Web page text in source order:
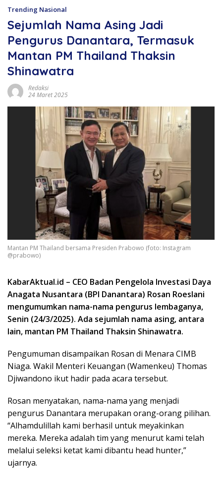
Trending Nasional
Sejumlah Nama Asing Jadi
Pengurus Danantara, Termasuk
Mantan PM Thailand Thaksin
Shinawatra
Redaksi
24 Maret 2025
Mantan PM Thailand bersama Presiden Prabowo (foto: Instagram
@prabowo)
KabarAktual.id – CEO Badan Pengelola Investasi Daya
Anagata Nusantara (BPI Danantara) Rosan Roeslani
mengumumkan nama-nama pengurus lembaganya,
Senin (24/3/2025). Ada sejumlah nama asing, antara
lain, mantan PM Thailand Thaksin Shinawatra.
Pengumuman disampaikan Rosan di Menara CIMB
Niaga. Wakil Menteri Keuangan (Wamenkeu) Thomas
Djiwandono ikut hadir pada acara tersebut.
Rosan menyatakan, nama-nama yang menjadi
pengurus Danantara merupakan orang-orang pilihan.
“Alhamdulillah kami berhasil untuk meyakinkan
mereka. Mereka adalah tim yang menurut kami telah
melalui seleksi ketat kami dibantu head hunter,”
ujarnya.